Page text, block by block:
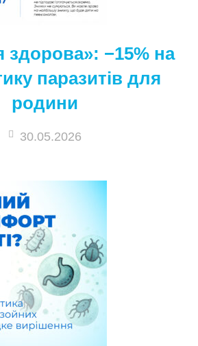
здорова»: −15% на
паразитів для
родини
30.05.2026